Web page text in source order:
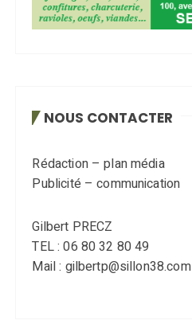
NOUS CONTACTER
Rédaction – plan média
Publicité – communication
Gilbert PRECZ
TEL : 06 80 32 80 49
Mail : gilbertp@sillon38.com